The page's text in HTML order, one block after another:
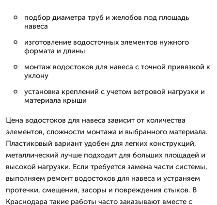
подбор диаметра труб и желобов под площадь
навеса
изготовление водосточных элементов нужного
формата и длины
монтаж водостоков для навеса с точной привязкой к
уклону
установка креплений с учетом ветровой нагрузки и
материала крыши
Цена водостоков для навеса зависит от количества
элементов, сложности монтажа и выбранного материала.
Пластиковый вариант удобен для легких конструкций,
металлический лучше подходит для больших площадей и
высокой нагрузки. Если требуется замена части системы,
выполняем ремонт водостоков для навеса и устраняем
протечки, смещения, засоры и повреждения стыков. В
Краснодара такие работы часто заказывают вместе с